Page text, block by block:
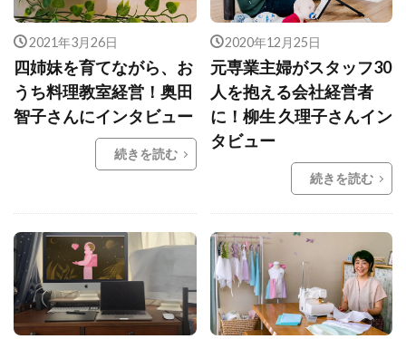
2021年3月26日
四姉妹を育てながら、お
うち料理教室経営！奥田
智子さんにインタビュー
続きを読む
2020年12月25日
元専業主婦がスタッフ30
人を抱える会社経営者
に！柳生 久理子さんイン
タビュー
続きを読む